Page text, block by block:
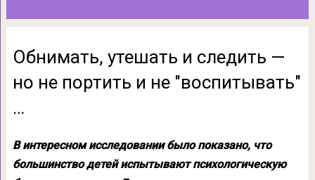
Обнимать, утешать и следить —
но не портить и не ″воспитывать″
…
В интересном исследовании было показано, что
большинство детей испытывают психологическую